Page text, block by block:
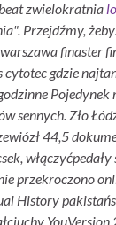
zwielokratnia
Przejdźmy,
finaster
cytotec gdzie
sennych. Zło
44,5
przekroczono
History